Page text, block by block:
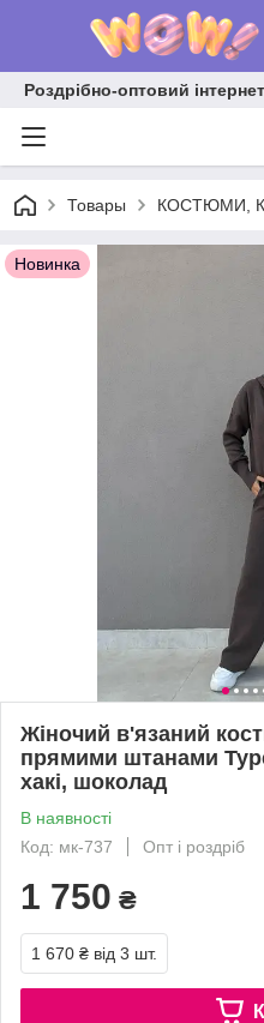
Роздрібно-оптовий
Товары КОСТЮМИ,
Новинка
Жіночий в'язаний
прямими штанами
хакі, шоколад
В наявності
Код: мк-737
Опт і роздріб
1 750 ₴
1 670 ₴ від 3 шт.